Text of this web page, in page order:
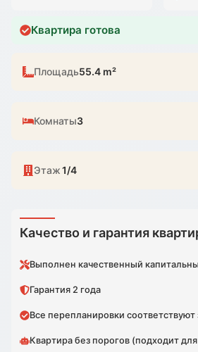
Квартира готова
Площадь55.4 m²
Комнаты3
Этаж1/4
Качество и гарантия
Выполнен качественный
Гарантия 2 года
Все перепланировки соответствуют
Квартира без порогов (подходит